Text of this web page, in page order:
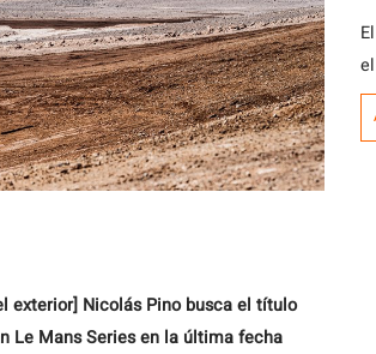
exterior] Nicolás Pino busca el título
Le Mans Series en la última fecha